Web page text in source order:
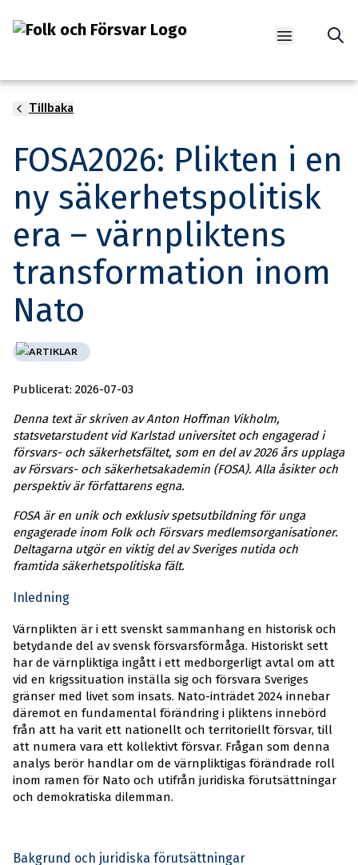
Open main
Tillbaka
Anton Hoffman Vikholm, deltagare i Försvars- och
säkerhetsakademin 2026
FOSA2026: Plikten i en
ny säkerhetspolitisk
era – värnpliktens
transformation inom
Nato
ARTIKLAR
Publicerat: 2026-07-03
Denna text är skriven av Anton Hoffman Vikholm,
statsvetarstudent vid Karlstad universitet och engagerad i
försvars- och säkerhetsfältet, som en del av 2026 års upplaga
av Försvars- och säkerhetsakademin (FOSA). Alla åsikter och
perspektiv är författarens egna.
FOSA är en unik och exklusiv spetsutbildning för unga
engagerade inom Folk och Försvars medlemsorganisationer.
Deltagarna utgör en viktig del av Sveriges nutida och
framtida säkerhetspolitiska fält.
Inledning
Värnplikten är i ett svenskt sammanhang en historisk och
betydande del av svensk försvarsförmåga. Historiskt sett
har de värnpliktiga ingått i ett medborgerligt avtal om att
vid en krigssituation inställa sig och försvara Sveriges
gränser med livet som insats. Nato-inträdet 2024 innebar
däremot en fundamental förändring i pliktens innebörd
från att ha varit ett nationellt och territoriellt försvar, till
att numera vara ett kollektivt försvar. Frågan som denna
analys berör handlar om de värnpliktigas förändrade roll
inom ramen för Nato och utifrån juridiska förutsättningar
och demokratiska dilemman.
Bakgrund och juridiska förutsättningar